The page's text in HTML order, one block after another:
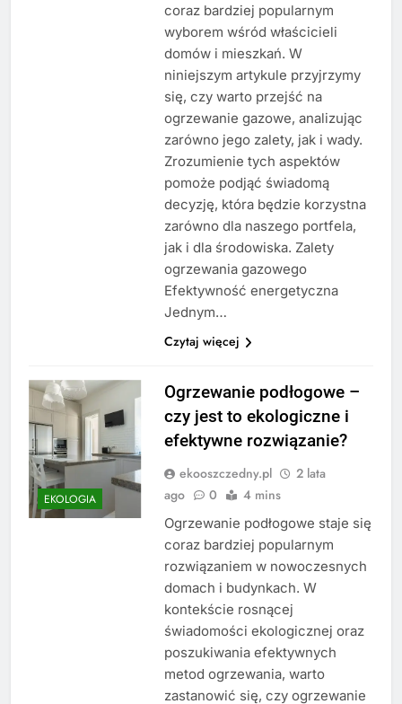
coraz bardziej popularnym
wyborem wśród właścicieli
domów i mieszkań. W
niniejszym artykule przyjrzymy
się, czy warto przejść na
ogrzewanie gazowe, analizując
zarówno jego zalety, jak i wady.
Zrozumienie tych aspektów
pomoże podjąć świadomą
decyzję, która będzie korzystna
zarówno dla naszego portfela,
jak i dla środowiska. Zalety
ogrzewania gazowego
Efektywność energetyczna
Jednym…
Czytaj więcej
EKOLOGIA
Ogrzewanie podłogowe –
czy jest to ekologiczne i
efektywne rozwiązanie?
ekooszczedny.pl
2 lata
ago
0 4 mins
Ogrzewanie podłogowe staje się
coraz bardziej popularnym
rozwiązaniem w nowoczesnych
domach i budynkach. W
kontekście rosnącej
świadomości ekologicznej oraz
poszukiwania efektywnych
metod ogrzewania, warto
zastanowić się, czy ogrzewanie